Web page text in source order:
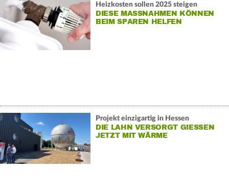
Heizkosten sollen 2025 steigen
DIESE MASSNAHMEN KÖNNEN B
EIM SPAREN HELFEN
Projekt einzigartig in Hessen
DIE LAHN VERSORGT GIESSEN J
ETZT MIT WÄRME